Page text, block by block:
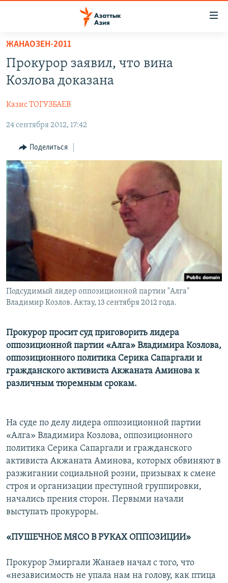
Вернуться
основному
содержанию
навигации
Вернутся
поиску
КАЗАХСТАН
УЗБЕКИСТАН
ТАДЖИКИСТАН
НОВОСТИ
НА ДРУГИХ ЯЗЫКАХ
ҚАЗАҚША
КЫРГЫЗЧА
ЎЗБЕКЧА
ТОҶИКӢ
TÜRKMENÇE
Все сайты РСЕ/РС
ЖАНАОЗЕН-2011
Прокурор заявил, что вина
Козлова доказана
Казис ТОГУЗБАЕВ
24 сентября 2012, 17:42
Поделиться
Подсудимый лидер оппозиционной партии "Алга"
Владимир Козлов. Актау, 13 сентября 2012 года.
Прокурор просит суд приговорить лидера
оппозиционной партии «Алга» Владимира Козлова,
оппозиционного политика Серика Сапаргали и
гражданского активиста Акжаната Аминова к
различным тюремным срокам.
На суде по делу лидера оппозиционной партии
«Алга» Владимира Козлова, оппозиционного
политика Серика Сапаргали и гражданского
активиста Акжаната Аминова, которых обвиняют в
разжигании социальной розни, призывах к смене
строя и организации преступной группировки,
начались прения сторон. Первыми начали
выступать прокуроры.
«ПУШЕЧНОЕ МЯСО В РУКАХ ОППОЗИЦИИ»
Прокурор Эмиргали Жанаев начал с того, что
«независимость не упала нам на голову, как птица